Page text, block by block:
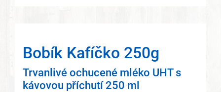
Bobík Kafíčko 250g
Trvanlivé ochucené mléko UHT s
kávovou příchutí 250 ml